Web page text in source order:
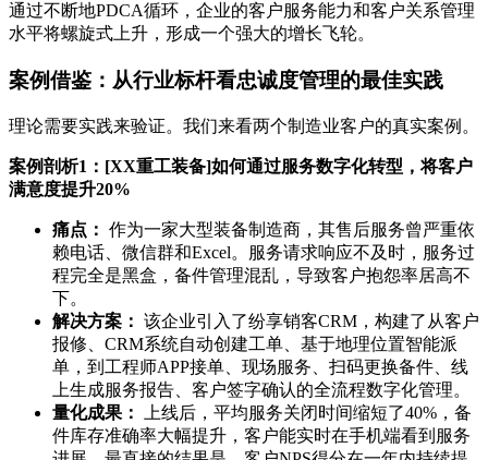
通过不断地PDCA循环，企业的客户服务能力和客户关系管理
水平将螺旋式上升，形成一个强大的增长飞轮。
案例借鉴：从行业标杆看忠诚度管理的最佳实践
理论需要实践来验证。我们来看两个制造业客户的真实案例。
案例剖析1：[XX重工装备]如何通过服务数字化转型，将客户
满意度提升20%
痛点： 作为一家大型装备制造商，其售后服务曾严重依
赖电话、微信群和Excel。服务请求响应不及时，服务过
程完全是黑盒，备件管理混乱，导致客户抱怨率居高不
下。
解决方案： 该企业引入了纷享销客CRM，构建了从客户
报修、CRM系统自动创建工单、基于地理位置智能派
单，到工程师APP接单、现场服务、扫码更换备件、线
上生成服务报告、客户签字确认的全流程数字化管理。
量化成果：
上线后，平均服务关闭时间缩短了40%，备
件库存准确率大幅提升，客户能实时在手机端看到服务